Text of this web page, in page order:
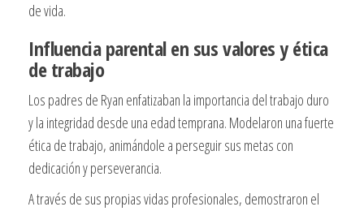
de vida.
Influencia parental en sus valores y ética
de trabajo
Los padres de Ryan enfatizaban la importancia del trabajo duro
y la integridad desde una edad temprana. Modelaron una fuerte
ética de trabajo, animándole a perseguir sus metas con
dedicación y perseverancia.
A través de sus propias vidas profesionales, demostraron el